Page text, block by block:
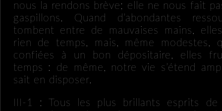
nous la rendons brève; elle ne nous fait
gaspillons. Quand d’abondantes
tombent entre de mauvaises mains,
rien de temps, mais, même modestes,
confiées à un bon dépositaire, elles
temps : de même, notre vie s’étend
sait en disposer.
III-1 : Tous les plus brillants esprits